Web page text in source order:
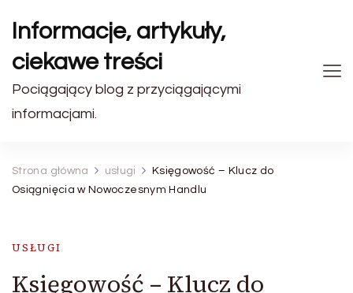
Informacje, artykuły,
ciekawe treści
Pociągający blog z przyciągającymi
informacjami.
Strona główna usługi
Księgowość – Klucz do
Osiągnięcia w Nowoczesnym Handlu
USŁUGI
Księgowość – Klucz do